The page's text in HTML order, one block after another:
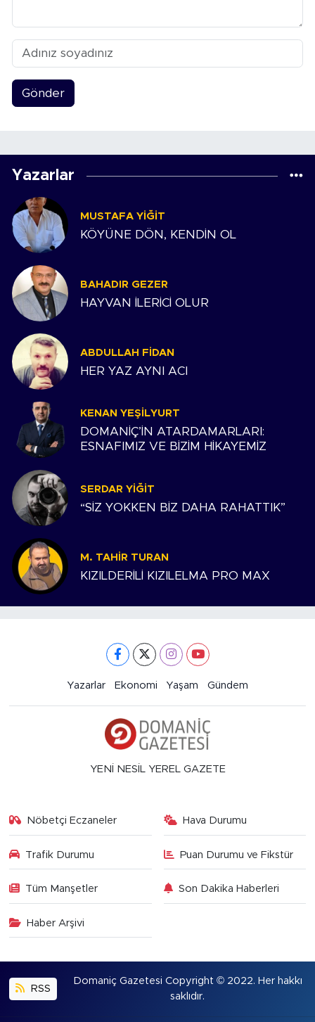
Gönder
Yazarlar
MUSTAFA YIĞIT
KÖYÜNE DÖN, KENDİN OL
BAHADIR GEZER
HAYVAN İLERİCİ OLUR
ABDULLAH FIDAN
HER YAZ AYNI ACI
KENAN YEŞILYURT
DOMANİÇ’İN ATARDAMARLARI:
ESNAFIMIZ VE BİZİM HİKAYEMİZ
SERDAR YIĞIT
“SİZ YOKKEN BİZ DAHA RAHATTIK”
M. TAHIR TURAN
KIZILDERİLİ KIZILELMA PRO MAX
Yazarlar Ekonomi Yaşam Gündem
YENİ NESİL YEREL GAZETE
Nöbetçi Eczaneler Hava Durumu
Trafik Durumu Puan Durumu ve Fikstür
Tüm Manşetler Son Dakika Haberleri
Haber Arşivi
RSS
Domaniç Gazetesi Copyright © 2022. Her hakkı
saklıdır.